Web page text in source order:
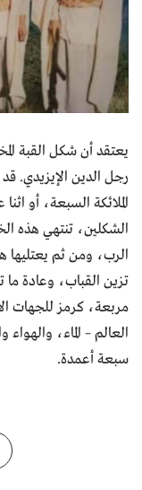
يعتقد أن شكل القبة
رجل الدين الإيزيدي.
الملائكة السبعة، أو
الشكلين، تنتهي هذه
الرب، ومن ثم يعتليها
تزين القباب، وعادة
مربعة، كرمز للجهات
العالم – الماء،
سبعة أعمدة.